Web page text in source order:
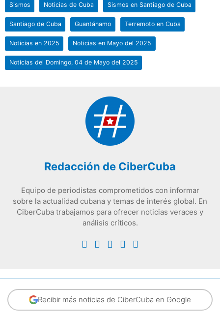
Sismos Noticias de Cuba Sismos en Santiago de Cuba
Santiago de Cuba Guantánamo Terremoto en Cuba
Noticias en 2025 Noticias en Mayo del 2025
Noticias del Domingo, 04 de Mayo del 2025
Redacción de CiberCuba
Equipo de periodistas comprometidos con informar
sobre la actualidad cubana y temas de interés global. En
CiberCuba trabajamos para ofrecer noticias veraces y
análisis críticos.
Recibir más noticias de CiberCuba en Google